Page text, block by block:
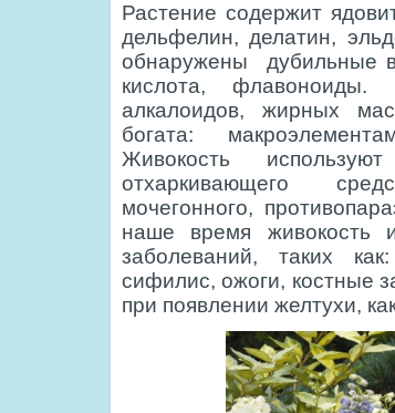
Растение содержит
дельфелин, делатин,
обнаружены дубильные
кислота,
алкалоидов, жирных
богата:
Живокость
отхаркивающего
мочегонного,
наше время живокость
заболеваний, таких
сифилис, ожоги, костные
при появлении желтухи,